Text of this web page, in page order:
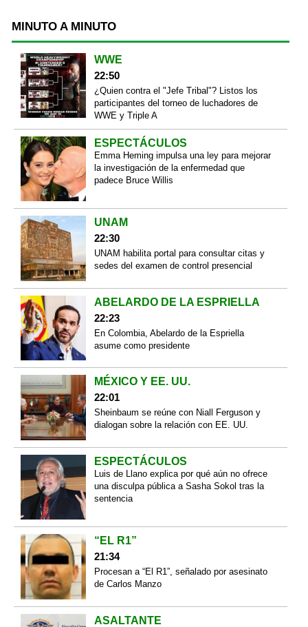
MINUTO A MINUTO
WWE
22:50
¿Quien contra el "Jefe Tribal"? Listos los
participantes del torneo de luchadores de
WWE y Triple A
ESPECTÁCULOS
Emma Heming impulsa una ley para mejorar
la investigación de la enfermedad que
padece Bruce Willis
UNAM
22:30
UNAM habilita portal para consultar citas y
sedes del examen de control presencial
ABELARDO DE LA ESPRIELLA
22:23
En Colombia, Abelardo de la Espriella
asume como presidente
MÉXICO Y EE. UU.
22:01
Sheinbaum se reúne con Niall Ferguson y
dialogan sobre la relación con EE. UU.
ESPECTÁCULOS
Luis de Llano explica por qué aún no ofrece
una disculpa pública a Sasha Sokol tras la
sentencia
“EL R1”
21:34
Procesan a “El R1”, señalado por asesinato
de Carlos Manzo
ASALTANTE